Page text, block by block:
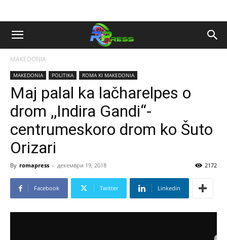
MAKEDONIA
MAKEDONIA POLITIKA ROMA KI MAKEDONIA
Maj palal ka lačharelpes o
drom ,,Indira Gandi“-
centrumeskoro drom ko Šuto
Orizari
By romapress - декември 19, 2018 2172
Facebook Twitter Linkedin